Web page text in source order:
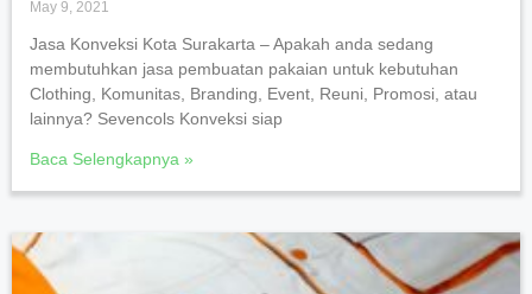
May 9, 2021
Jasa Konveksi Kota Surakarta – Apakah anda sedang
membutuhkan jasa pembuatan pakaian untuk kebutuhan
Clothing, Komunitas, Branding, Event, Reuni, Promosi, atau
lainnya? Sevencols Konveksi siap
Baca Selengkapnya »